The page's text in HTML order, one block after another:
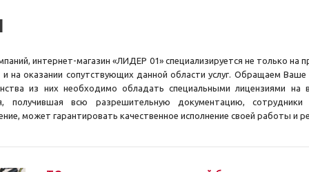
интернет-магазин «ЛИДЕР 01» специализируется не только на
на оказании сопутствующих данной области услуг. Обращаем
из них необходимо обладать специальными лицензиями на
получившая всю разрешительную документацию,
может гарантировать качественное исполнение своей работы и